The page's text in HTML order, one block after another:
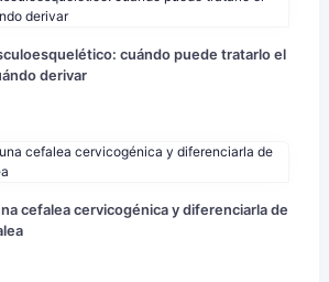
cuándo puede tratarlo el
derivar
cefalea cervicogénica y diferenciarla de